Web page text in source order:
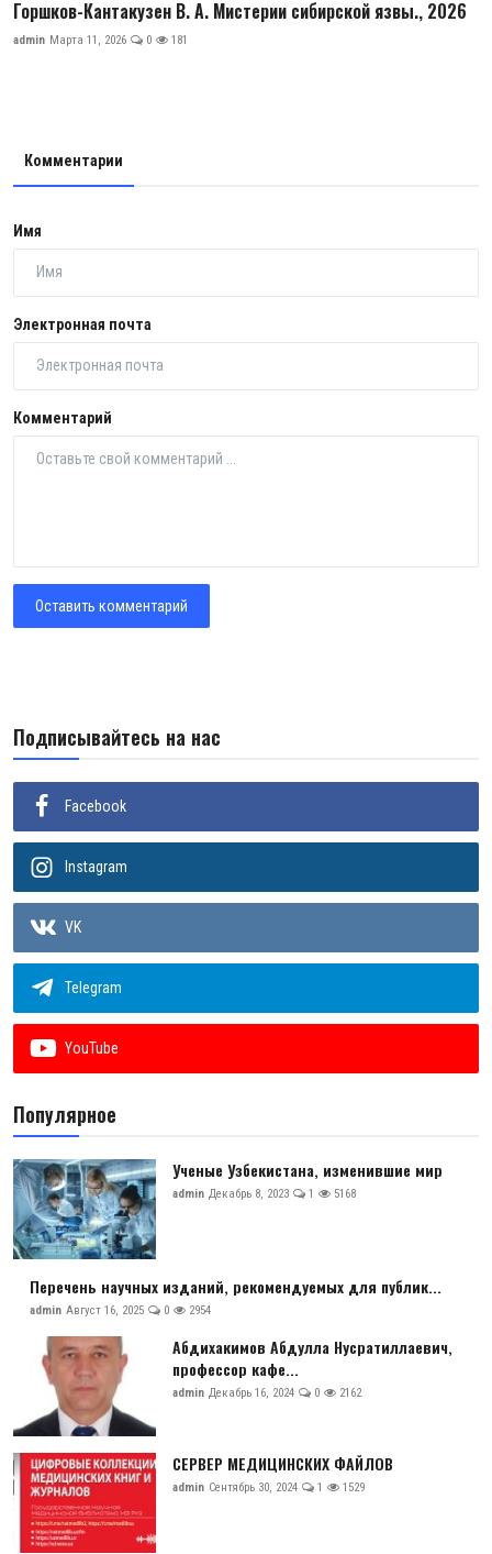
Горшков-Кантакузен В. А. Мистерии сибирской язвы., 2026
admin Марта 11, 2026 0 181
Комментарии
Имя
Электронная почта
Комментарий
Оставить комментарий
Подписывайтесь на нас
Facebook
Instagram
VK
Telegram
YouTube
Популярное
Ученые Узбекистана, изменившие мир
admin Декабрь 8, 2023 1 5168
Перечень научных изданий, рекомендуемых для публик...
admin Август 16, 2025 0 2954
Абдихакимов Абдулла Нусратиллаевич,
профессор кафе...
admin Декабрь 16, 2024 0 2162
СЕРВЕР МЕДИЦИНСКИХ ФАЙЛОВ
admin Сентябрь 30, 2024 1 1529